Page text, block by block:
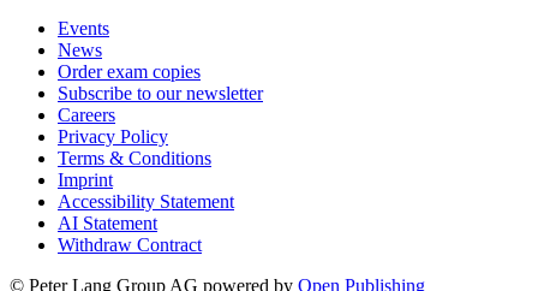
Events
News
Order exam copies
Subscribe to our newsletter
Careers
Privacy Policy
Terms & Conditions
Imprint
Accessibility Statement
AI Statement
Withdraw Contract
© Peter Lang Group AG powered by Open Publishing